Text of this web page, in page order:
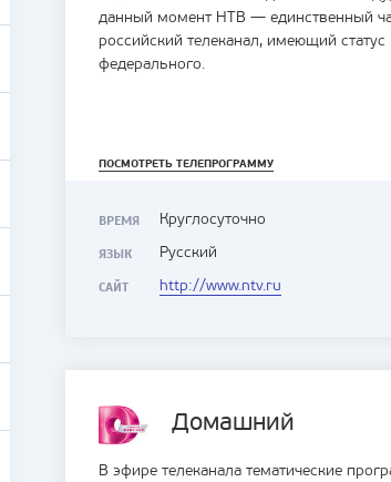
данный момент НТВ — единственный
российский телеканал, имеющий статус
федерального.
ПОСМОТРЕТЬ ТЕЛЕПРОГРАММУ
ВРЕМЯ Круглосуточно
ЯЗЫК Русский
САЙТ http://www.ntv.ru
Домашний
В эфире телеканала тематические